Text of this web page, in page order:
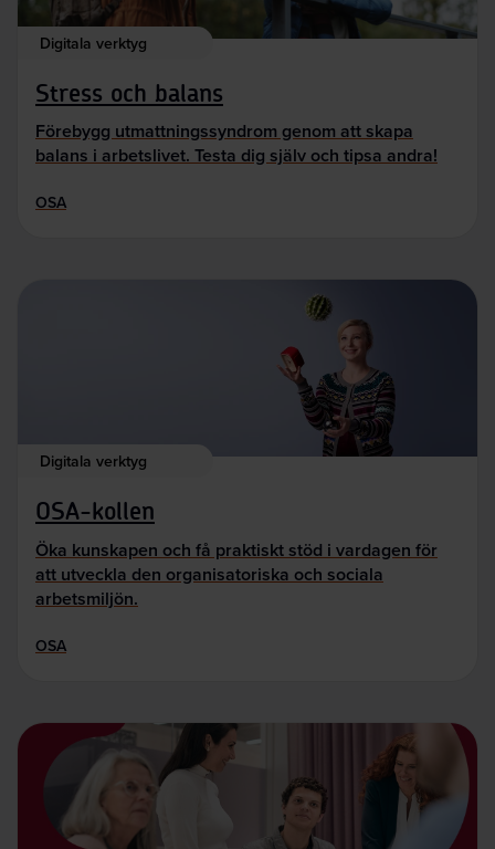
Digitala verktyg
Stress och balans
Förebygg utmattningssyndrom genom att skapa
balans i arbetslivet. Testa dig själv och tipsa andra!
OSA
Digitala verktyg
OSA-kollen
Öka kunskapen och få praktiskt stöd i vardagen för
att utveckla den organisatoriska och sociala
arbetsmiljön.
OSA